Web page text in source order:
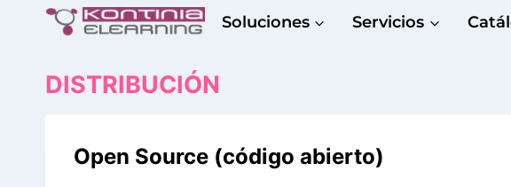
Soluciones Servicios
DISTRIBUCIÓN
Open Source (código abierto)